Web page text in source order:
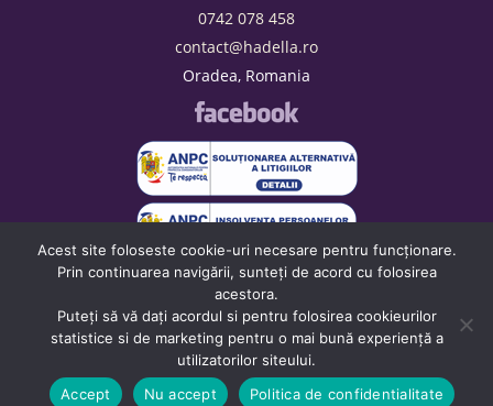
0742 078 458
contact@hadella.ro
Oradea, Romania
Acest site foloseste cookie-uri necesare pentru funcționare.
Prin continuarea navigării, sunteți de acord cu folosirea
acestora.
Puteți să vă dați acordul si pentru folosirea cookieurilor
statistice si de marketing pentru o mai bună experiență a
utilizatorilor siteului.
Accept
Nu accept Politica de confidentialitate